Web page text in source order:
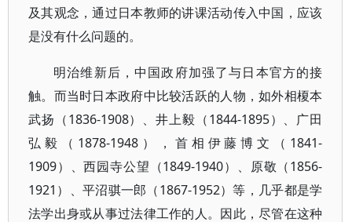
及其观念，通过日本教师的讲课活动传入中国，应该
是没有什么问题的。
明治维新后，中国政府加强了与日本官方的接
触。而当时日本政府中比较活跃的人物，如外相榎本
武扬（1836-1908）、井上毅（1844-1895）、广田
弘毅（1878-1948），首相伊藤博文（1841-
1909）、西园寺公望（1849-1940）、原敬（1856-
1921）、平沼骐一郎（1867-1952）等，几乎都是学
法学出身或从事过法律工作的人。因此，尽管在这种